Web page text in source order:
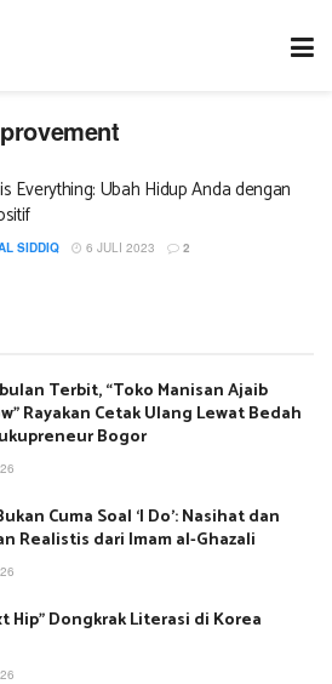
Everything: Ubah Hidup Anda dengan
SIDDIQ 6 JULI 2023 2
Terbit, “Toko Manisan Ajaib
Rayakan Cetak Ulang Lewat Bedah
Bogor
Cuma Soal ‘I Do’: Nasihat dan
Realistis dari Imam al-Ghazali
Hip” Dongkrak Literasi di Korea